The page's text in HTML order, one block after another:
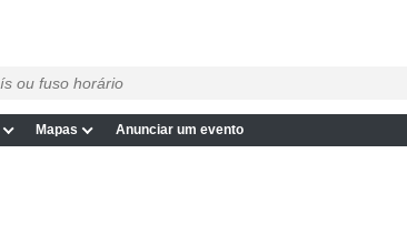
Mapas Anunciar um evento